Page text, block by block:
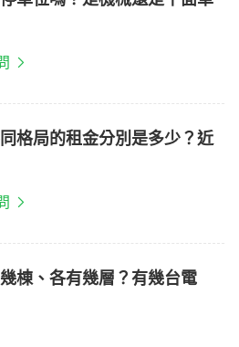
格局的租金分別是多少？近
棟、各有幾層？有幾台電